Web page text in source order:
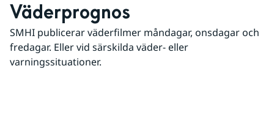
Väderprognos
SMHI publicerar väderfilmer måndagar, onsdagar och
fredagar. Eller vid särskilda väder- eller
varningssituationer.